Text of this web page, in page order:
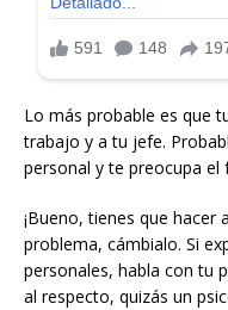
Lo más probable es que
trabajo y a tu jefe.
personal y te preocupa
¡Bueno, tienes que hacer
problema, cámbialo. Si
personales, habla con tu
al respecto, quizás un